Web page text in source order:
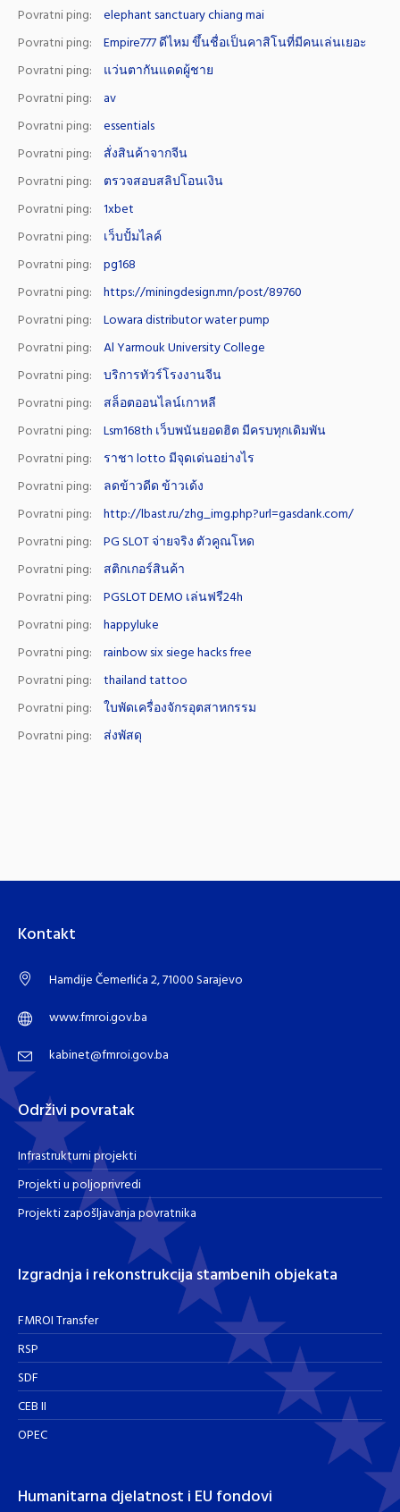
Povratni ping:
elephant sanctuary chiang mai
Povratni ping:
Empire777 ดีไหม ขึ้นชื่อเป็นคาสิโนที่มีคนเล่นเยอะ
Povratni ping:
แว่นตากันแดดผู้ชาย
Povratni ping:
av
Povratni ping:
essentials
Povratni ping:
สั่งสินค้าจากจีน
Povratni ping:
ตรวจสอบสลิปโอนเงิน
Povratni ping:
1xbet
Povratni ping:
เว็บปั้มไลค์
Povratni ping:
pg168
Povratni ping:
https://miningdesign.mn/post/89760
Povratni ping:
Lowara distributor water pump
Povratni ping:
Al Yarmouk University College
Povratni ping:
บริการทัวร์โรงงานจีน
Povratni ping:
สล็อตออนไลน์เกาหลี
Povratni ping:
Lsm168th เว็บพนันยอดฮิต มีครบทุกเดิมพัน
Povratni ping:
ราชา lotto มีจุดเด่นอย่างไร
Povratni ping:
ลดข้าวดีด ข้าวเด้ง
Povratni ping:
http://lbast.ru/zhg_img.php?url=gasdank.com/
Povratni ping:
PG SLOT จ่ายจริง ตัวคูณโหด
Povratni ping:
สติกเกอร์สินค้า
Povratni ping:
PGSLOT DEMO เล่นฟรี24h
Povratni ping:
happyluke
Povratni ping:
rainbow six siege hacks free
Povratni ping:
thailand tattoo
Povratni ping:
ใบพัดเครื่องจักรอุตสาหกรรม
Povratni ping:
ส่งพัสดุ
Kontakt
Hamdije Čemerlića 2, 71000 Sarajevo
www.fmroi.gov.ba
kabinet@fmroi.gov.ba
Održivi povratak
Infrastrukturni projekti
Projekti u poljoprivredi
Projekti zapošljavanja povratnika
Izgradnja i rekonstrukcija stambenih objekata
FMROI Transfer
RSP
SDF
CEB II
OPEC
Humanitarna djelatnost i EU fondovi